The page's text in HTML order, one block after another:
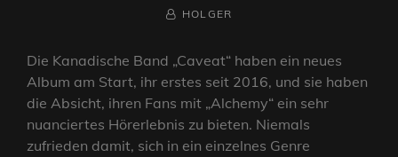
BY
BYLINEHOLGER
Die Kanadische Band „Caveat“ haben ein neues
Album am Start, ihr erstes seit 2016, und sie haben
die Absicht, ihren Fans mit „Alchemy“ ein sehr
nuanciertes Hörerlebnis zu bieten. Niemals
zufrieden damit, sich in ein einzelnes Genre